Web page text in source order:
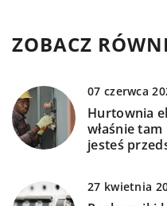
ZOBACZ
07 czerwca
Hurtownia
właśnie
jesteś
27 kwietnia